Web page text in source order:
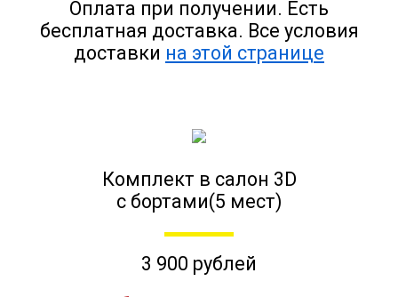
Оплата при получении. Есть
бесплатная доставка. Все условия
доставки на этой странице
Комплект в салон 3D
с бортами(5 мест)
3 900 рублей